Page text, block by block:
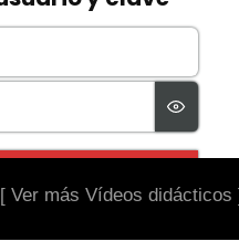
[ Ver más Vídeos didácticos